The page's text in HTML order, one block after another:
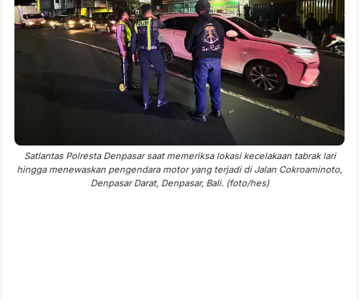
Satlantas Polresta Denpasar saat memeriksa lokasi kecelakaan tabrak lari
hingga menewaskan pengendara motor yang terjadi di Jalan Cokroaminoto,
Denpasar Darat, Denpasar, Bali. (foto/hes)